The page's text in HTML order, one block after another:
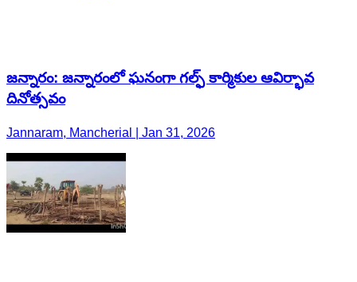
జన్నారం: జన్నారంలో ఘనంగా గల్ఫ్ కార్మికుల ఆవిర్భావ
దినోత్సవం
Jannaram, Mancherial | Jan 31, 2026